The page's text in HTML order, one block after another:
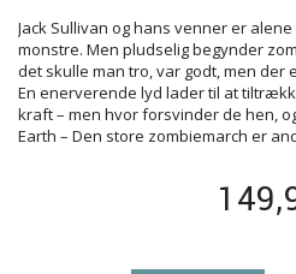
Jack Sullivan og hans venner er
monstre. Men pludselig begynder
det skulle man tro, var godt, men der
En enerverende lyd lader til at
kraft – men hvor forsvinder de hen,
Earth – Den store zombiemarch er